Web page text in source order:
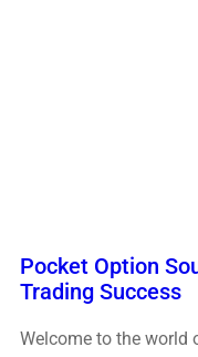
Pocket Option
Trading Success
Welcome to the world